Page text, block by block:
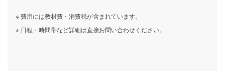
※ 費用には教材費・消費税が含まれています。
※ 日程・時間帯など詳細は直接お問い合わせください。